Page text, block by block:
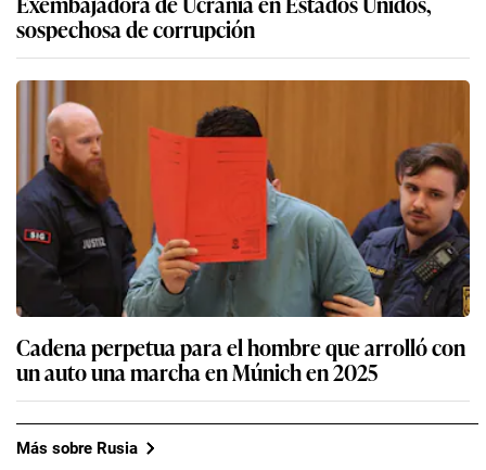
sospechosa de corrupción
Cadena perpetua para el hombre que arrolló con
un auto una marcha en Múnich en 2025
Más sobre Rusia